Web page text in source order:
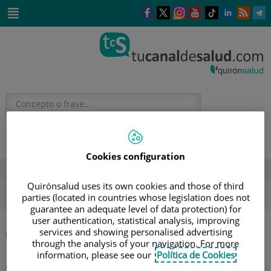
Este
enlace
se
ventana
nueva.
Este
enlace
se
una
ventana
nueva.
Este
enlace
se
una
ventana
nueva.
Este
enlace
se
una
ventana
nueva.
Enlace
una
Enlace
una
ola de calor verano sol
INICIO |CANAL VÍDEOS
Cookies configuration
Quirónsalud uses its own cookies and those of third
parties (located in countries whose legislation does not
guarantee an adequate level of data protection) for
user authentication, statistical analysis, improving
services and showing personalised advertising
through the analysis of your navigation. For more
information, please see our Política de Cookies